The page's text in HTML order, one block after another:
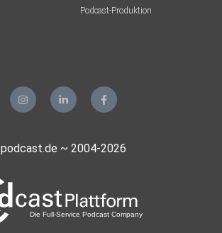
Podcast-Produktion
podcast.de ~ 2004-2026